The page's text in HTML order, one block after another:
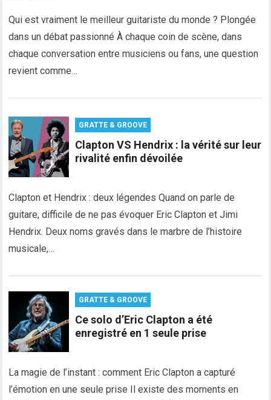
Qui est vraiment le meilleur guitariste du monde ? Plongée
dans un débat passionné À chaque coin de scène, dans
chaque conversation entre musiciens ou fans, une question
revient comme…
GRATTE & GROOVE
Clapton VS Hendrix : la vérité sur leur
rivalité enfin dévoilée
Clapton et Hendrix : deux légendes Quand on parle de
guitare, difficile de ne pas évoquer Eric Clapton et Jimi
Hendrix. Deux noms gravés dans le marbre de l’histoire
musicale,…
GRATTE & GROOVE
Ce solo d’Eric Clapton a été
enregistré en 1 seule prise
La magie de l’instant : comment Eric Clapton a capturé
l’émotion en une seule prise Il existe des moments en